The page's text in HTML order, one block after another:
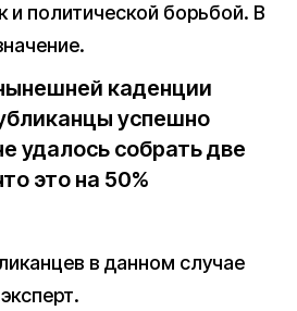
и политической борьбой. В
каденции
успешно
удалось собрать две
это на 50%
в данном случае